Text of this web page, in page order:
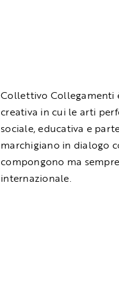
Collettivo Collegamenti
creativa in cui le arti
sociale, educativa e
marchigiano in dialogo
compongono ma
internazionale.